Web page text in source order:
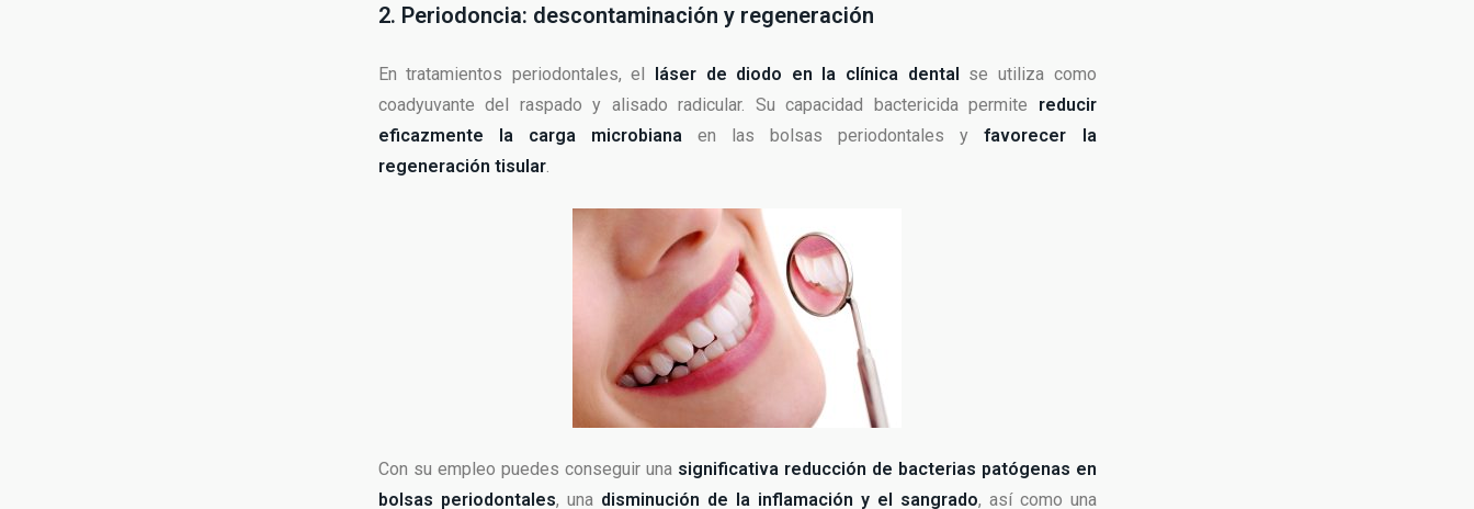
2. Periodoncia: descontaminación y regeneración
En tratamientos periodontales, el láser de diodo en la clínica dental se utiliza como
coadyuvante del raspado y alisado radicular. Su capacidad bactericida permite reducir
eficazmente la carga microbiana en las bolsas periodontales yfavorecer la
regeneración tisular.
Con su empleo puedes conseguir una significativa reducción de bacterias patógenas en
bolsas periodontales, una disminución de la inflamación y el sangrado, así como una